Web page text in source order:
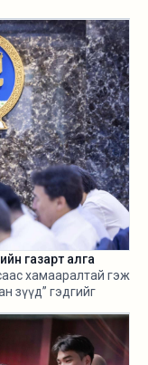
газарт алга
хамааралтай гэж
зүүд” гэдгийг
хүндрэлийг
ухаан Н.Учралын